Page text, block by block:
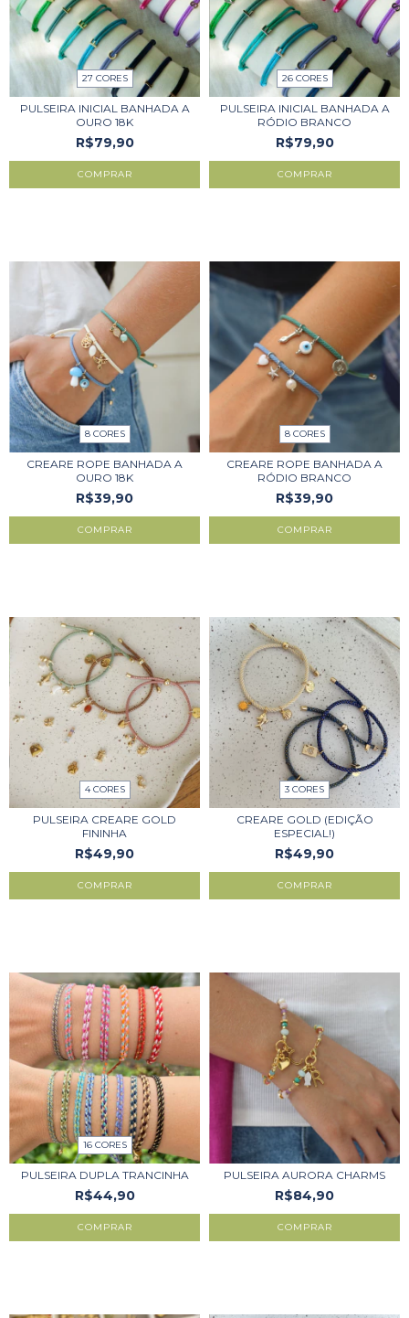
27 CORES
PULSEIRA INICIAL BANHADA A
OURO 18K
R$79,90
COMPRAR
26 CORES
PULSEIRA INICIAL BANHADA A
RÓDIO BRANCO
R$79,90
COMPRAR
8 CORES
CREARE ROPE BANHADA A
OURO 18K
R$39,90
COMPRAR
8 CORES
CREARE ROPE BANHADA A
RÓDIO BRANCO
R$39,90
COMPRAR
4 CORES
PULSEIRA CREARE GOLD
FININHA
R$49,90
COMPRAR
3 CORES
CREARE GOLD (EDIÇÃO
ESPECIAL!)
R$49,90
COMPRAR
16 CORES
PULSEIRA DUPLA TRANCINHA
R$44,90
COMPRAR
PULSEIRA AURORA CHARMS
R$84,90
COMPRAR